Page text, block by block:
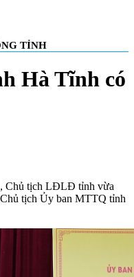
TỈNH
Hà Tĩnh có
Chủ tịch LĐLĐ tỉnh vừa
tịch Ủy ban MTTQ tỉnh